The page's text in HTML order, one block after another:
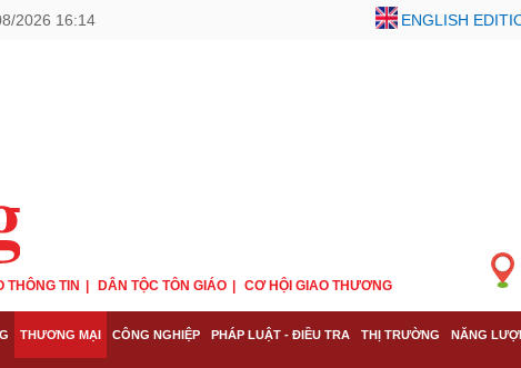
2026 16:14 ENGLISH
THÔNG TIN DÂN TỘC TÔN GIÁO CƠ HỘI GIAO THƯƠNG
THƯƠNG MẠI CÔNG NGHIỆP PHÁP LUẬT - ĐIỀU TRA THỊ TRƯỜNG NĂNG